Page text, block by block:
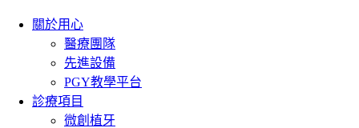
關於用心
醫療團隊
先進設備
PGY教學平台
診療項目
微創植牙